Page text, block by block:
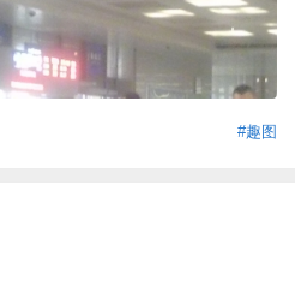
#趣图